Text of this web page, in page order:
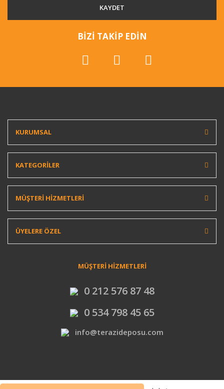
KAYDET
BİZİ TAKİP EDİN
KURUMSAL
KATEGORİLER
MÜŞTERİ HİZMETLERİ
ÜYELERE ÖZEL
MÜŞTERİ HİZMETLERİ
0 212 576 87 48
0 534 798 45 65
info@terazideposu.com